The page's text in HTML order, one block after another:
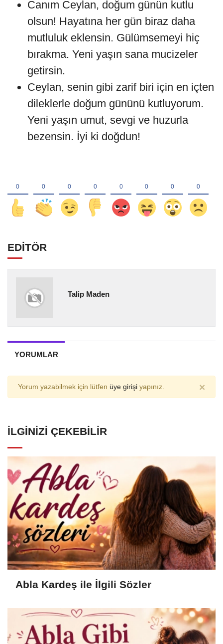
Canım Ceylan, doğum günün kutlu
olsun! Hayatına her gün biraz daha
mutluluk eklensin. Gülümsemeyi hiç
bırakma. Yeni yaşın sana mucizeler
getirsin.
Ceylan, senin gibi zarif biri için en içten
dileklerle doğum gününü kutluyorum.
Yeni yaşın umut, sevgi ve huzurla
bezensin. İyi ki doğdun!
EDİTÖR
Talip Maden
YORUMLAR
Yorum yazabilmek için lütfen üye girişi yapınız. ×
İLGINIZI ÇEKEBILIR
Abla Kardeş ile İlgili Sözler